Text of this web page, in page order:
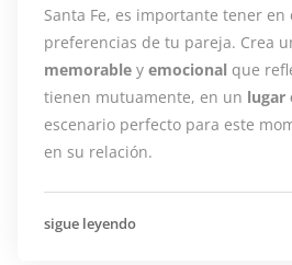
Santa Fe, es importante tener en
preferencias de tu pareja. Crea
memorable y emocional que
tienen mutuamente, en un lugar
escenario perfecto para este
en su relación.
sigue leyendo